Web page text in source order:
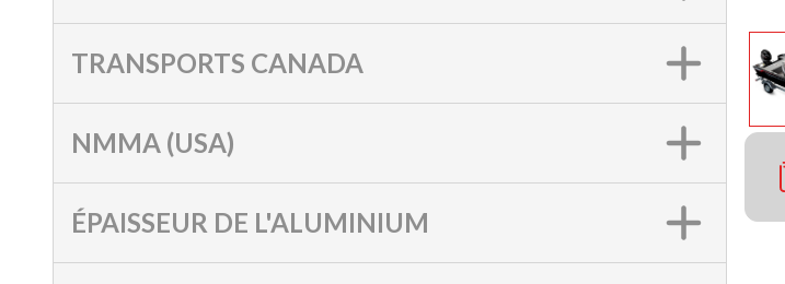
TRANSPORTS CANADA
NMMA (USA)
ÉPAISSEUR DE L'ALUMINIUM